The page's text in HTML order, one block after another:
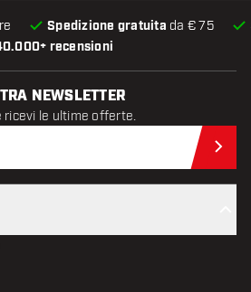
recensioni
Spedizione gratuita da € 75
NEWSLETTER
ricevi le ultime offerte.